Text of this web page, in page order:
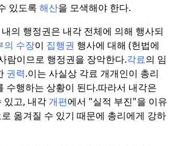
있도록 해산을 모색해야 한다.
의 행정권은 내각 전체에 의해 행사되
의 수장이 집행권 행사에 대해 (헌법에
람이므로 행정권을 장악한다.각료의 임
권력.이는 사실상 각료 개개인이 총리
수행하는 상황이 된다.따라서 내각은
있고, 내각 개편에서 "실적 부진"을 이유
옮겨질 수 있기 때문에 총리에게 강하